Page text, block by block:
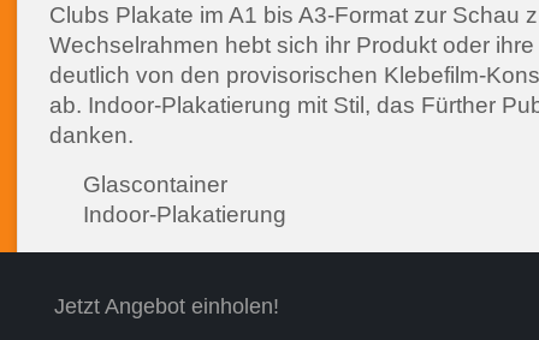
Clubs Plakate im A1 bis A3-Format zur Schau
Wechselrahmen hebt sich ihr Produkt oder
deutlich von den provisorischen Klebefilm-
ab. Indoor-Plakatierung mit Stil, das Fürther
danken.
Glascontainer
Indoor-Plakatierung
Jetzt Angebot einholen!